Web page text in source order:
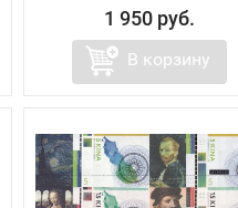
1 950 руб.
В корзину